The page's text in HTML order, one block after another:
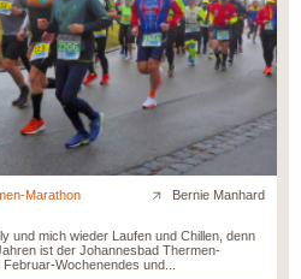
Marathon
Bernie Manhard
und mich wieder Laufen und Chillen, denn
ist der Johannesbad Thermen-
Wochenendes und...